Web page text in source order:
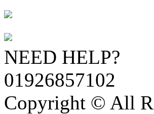
NEED HELP?
01926857102
Copyright © All